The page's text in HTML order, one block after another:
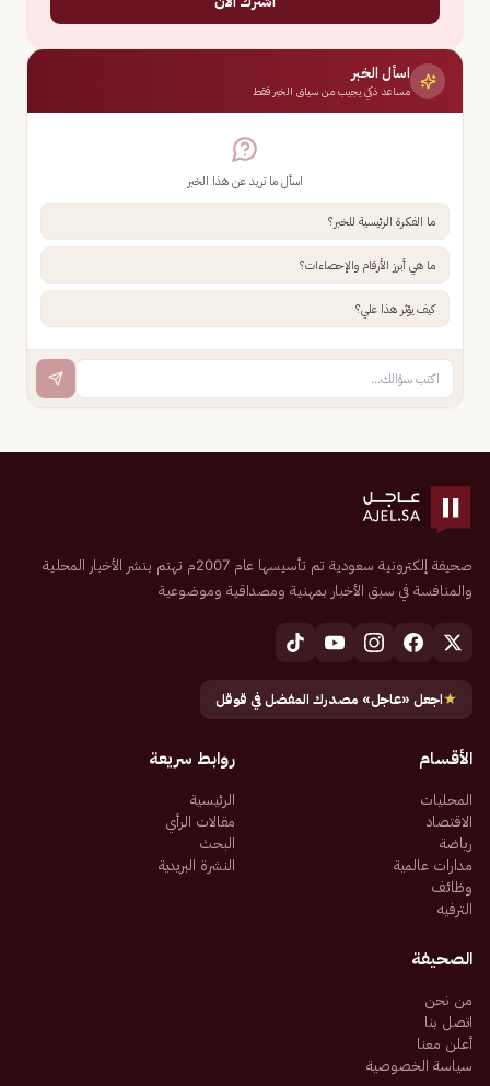
اسأل الخبر
مساعد ذكي يجيب من سياق الخبر فقط
اسأل ما تريد عن هذا الخبر
ما الفكرة الرئيسية للخبر؟
ما هي أبرز الأرقام والإحصاءات؟
كيف يؤثر هذا علي؟
صحيفة إلكترونية سعودية تم تأسيسها عام 2007م تهتم بنشر الأخبار المحلية
والمنافسة في سبق الأخبار بمهنية ومصداقية وموضوعية
★اجعل «عاجل» مصدرك المفضل في قوقل
الأقسام
المحليات
الاقتصاد
رياضة
مدارات عالمية
وظائف
الترفيه
روابط سريعة
الرئيسية
مقالات الرأي
البحث
النشرة البريدية
الصحيفة
من نحن
اتصل بنا
أعلن معنا
سياسة الخصوصية